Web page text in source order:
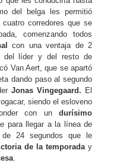
del belga les permitió
corredores que se
comenzando todos
con una ventaja de 2
del líder y del resto de
Van Aert, que se apartó
dando paso al segundo
Jonas Vingegaard. El
siendo el esloveno
con un durísimo
para llegar a la línea de
24 segundos que le
de la temporaday
.